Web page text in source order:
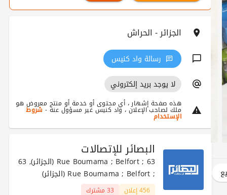
الجزائر - الحراش
رسالة واد كنيس
لا يوجد بريد إلكتروني
هذه صفحة إشهار ، أي محتوى أو خدمة أو منتج معروض هو
ملك لصاحب الإعلان ، واد كنيس غير مسؤول عنه - شروط
الإستخدام
البصائر للإتصالات
63 ; Rue Boumama ; Belfort (الجزائر), 63
; Rue Boumama ; Belfort (الجزائر)
456 إعلان 33 مشترك